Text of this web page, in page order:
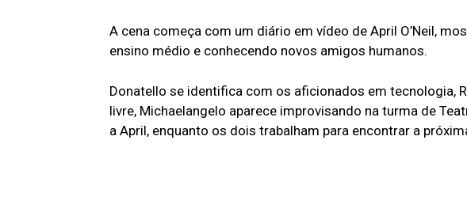
A cena começa com um diário em vídeo de April O’Neil,
ensino médio e conhecendo novos amigos humanos.
Donatello se identifica com os aficionados em tecnologia,
livre, Michaelangelo aparece improvisando na turma de
a April, enquanto os dois trabalham para encontrar a